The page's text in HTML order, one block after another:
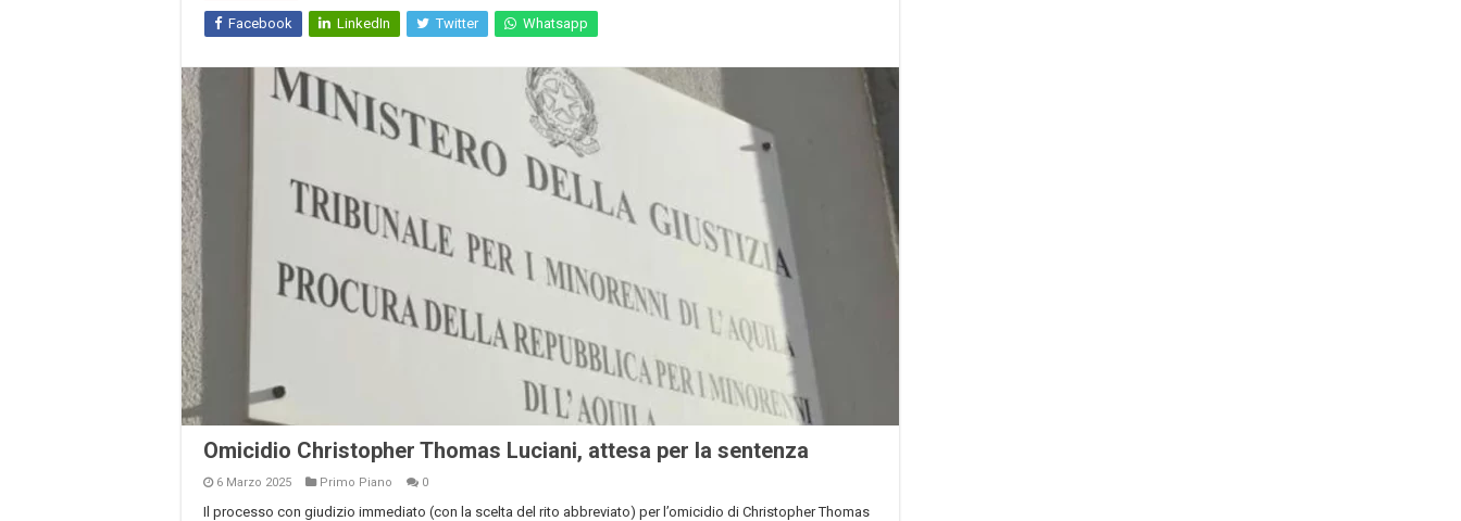
Facebook LinkedIn Twitter Whatsapp
Omicidio Christopher Thomas Luciani, attesa per la sentenza
6 Marzo 2025 Primo Piano 0
Il processo con giudizio immediato (con la scelta del rito abbreviato) per l’omicidio di Christopher Thomas